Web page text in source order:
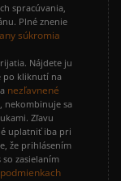
spracúvania,
Plné znenie
súkromia
Nájdete ju
po kliknutí na
nezľavnené
, nekombinuje sa
Zľavu
uplatniť iba pri
že prihlásením
zasielaním